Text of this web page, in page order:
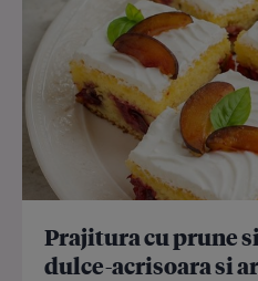
Prajitura cu prune
dulce-acrisoara si